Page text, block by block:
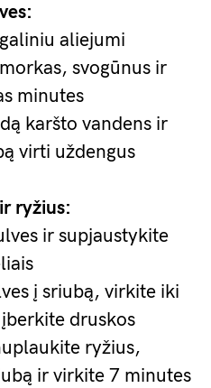
aliejumi
svogūnus ir
minutes
karšto vandens ir
virti uždengus
ryžius:
ir supjaustykite
į sriubą, virkite iki
druskos
ryžius,
ir virkite 7 minutes